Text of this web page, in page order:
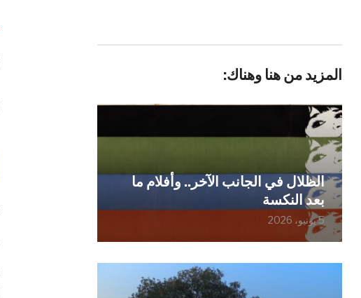
المزيد من هنا وهناك:
الظلال في الجانب الآخر.. وأفلام ما
بعد النكسة
5 يونيو، 2026